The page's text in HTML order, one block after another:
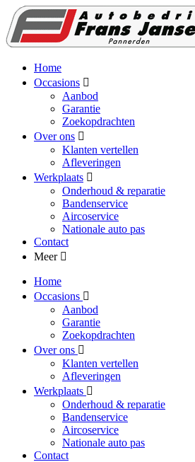
Home
Occasions
Aanbod
Garantie
Zoekopdrachten
Over ons
Klanten vertellen
Afleveringen
Werkplaats
Onderhoud & reparatie
Bandenservice
Aircoservice
Nationale auto pas
Contact
Meer
Home
Occasions
Aanbod
Garantie
Zoekopdrachten
Over ons
Klanten vertellen
Afleveringen
Werkplaats
Onderhoud & reparatie
Bandenservice
Aircoservice
Nationale auto pas
Contact